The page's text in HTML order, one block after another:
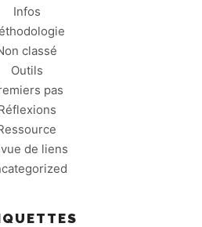
Infos
classé
Outils
pas
de liens